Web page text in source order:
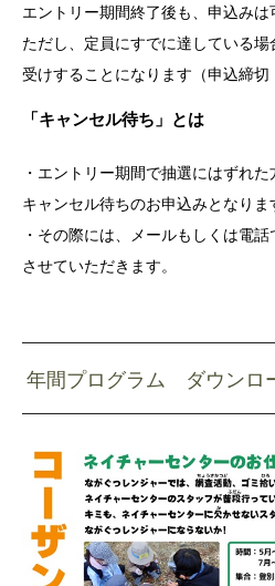
エントリー期間終了後も、申込みは
ただし、定員にすでに達している
受けすることになります（申込締切
「キャンセル待ち」とは
・エントリー期間で抽選にはずれ
キャンセル待ちのお申込みとなりま
・その際には、メールもしくは電
させていただきます。
年間プログラム ダウンロ